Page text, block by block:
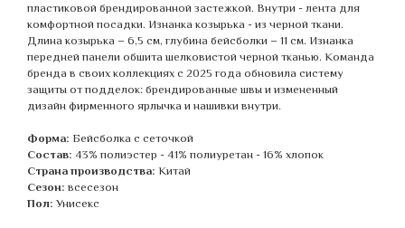
пластиковой брендированной застежкой. Внутри - лента для
комфортной посадки. Изнанка козырька - из черной ткани.
Длина козырька – 6,5 см, глубина бейсболки – 11 см. Изнанка
передней панели обшита шелковистой черной тканью. Команда
бренда в своих коллекциях с 2025 года обновила систему
защиты от подделок: брендированные швы и измененный
дизайн фирменного ярлычка и нашивки внутри.
Форма: Бейсболка с сеточкой
Состав: 43% полиэстер - 41% полиуретан - 16% хлопок
Страна производства: Китай
Сезон: всесезон
Пол: Унисекс